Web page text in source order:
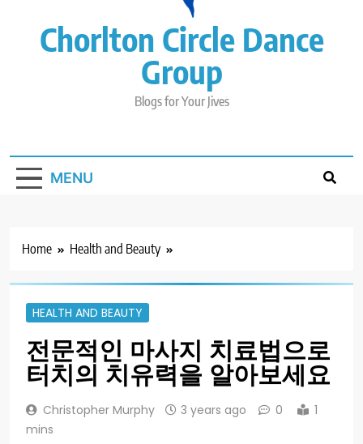
Chorlton Circle Dance
Group
Blogs for Your Jives
MENU
Home Health and Beauty
HEALTH AND BEAUTY
전문적인 마사지 치료법으로
터치의 치유력을 알아보세요
Christopher Murphy 3 years ago 0
1
mins